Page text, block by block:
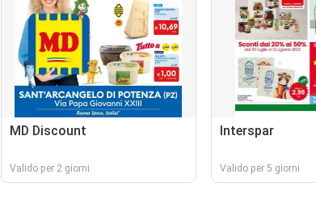
MD Discount
Valido per 2 giorni
Interspar
Valido per 5 giorni